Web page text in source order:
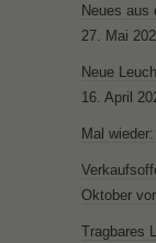
Neues aus
27. Mai
Neue
16. April
Mal
Oktober
Tragbares